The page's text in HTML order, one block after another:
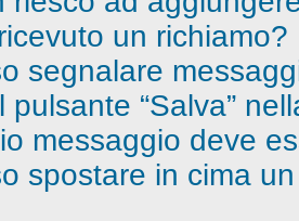
un richiamo?
segnalare
pulsante “Salva”
messaggio deve
spostare in cima